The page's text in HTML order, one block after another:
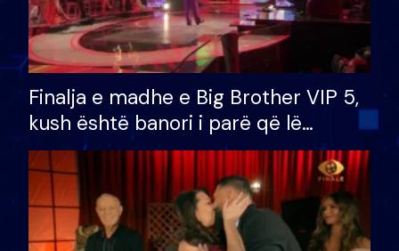
Finalja e madhe e Big Brother VIP 5,
kush është banori i parë që lë
shtëpinë dhe humb mundësinë për
të fituar çmimin e madh